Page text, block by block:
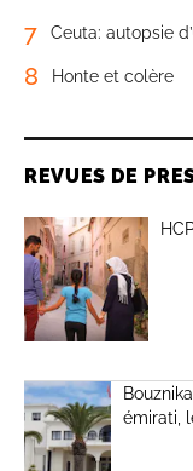
7 Ceuta: autopsie
8 Honte et colère
REVUES DE
émirati,